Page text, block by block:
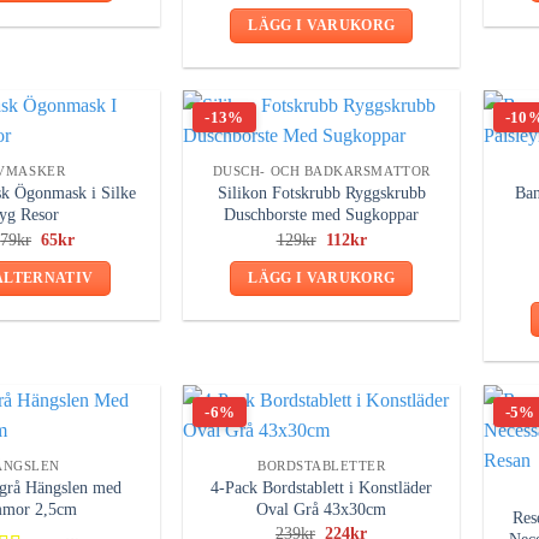
kan
på
LÄGG I VARUKORG
Ögonmask i Silke
Resor
79kr Det
priset
var:
65krDet
priset
är:
har
De
olika
-13%
DUSCH- OCH BADKARSMATTOR
Silikon Fotskrubb Ryggskrubb
Duschborste med Sugkoppar
129kr Det
priset
var:
112krDet
priset
är:
LÄGG I VARUKORG
-
Hängslen med
2,5cm
-6%
BORDSTABLETTER
4-Pack Bordstablett i Konstläder
Oval Grå 43x30cm
239kr Det
224krDet
-5%